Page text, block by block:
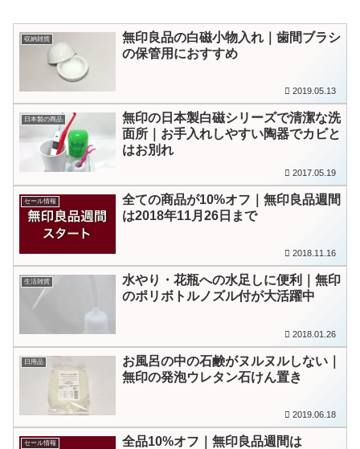
収納雑貨
無印良品の白磁小物入れ｜歯間ブラシ
の保管用におすすめ
2019.05.13
日本製の商品
無印の日本製白磁シリーズで清潔な洗
面所｜お手入れしやすい陶器でカビと
はお別れ
2017.05.19
セール情報
全ての商品が10%オフ｜無印良品週間
は2018年11月26日まで
2018.11.16
生活雑貨
水やり・花瓶への水足しに便利｜無印
のポリボトルノズル付が大活躍中
2018.01.26
日用品
お風呂の中の石鹸がヌルヌルしない｜
無印の発泡ウレタン石けん置き
2019.06.18
セール情報
全品10%オフ｜無印良品週間は